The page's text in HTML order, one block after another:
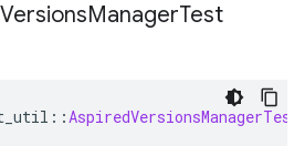
VersionsManagerTest
::